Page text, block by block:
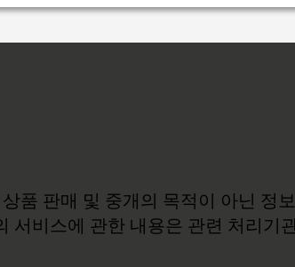
품 판매 및 중개의 목적이 아닌 정
비스에 관한 내용은 관련 처리기